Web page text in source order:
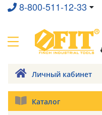
8-800-511-12-33
Личный кабинет
Каталог